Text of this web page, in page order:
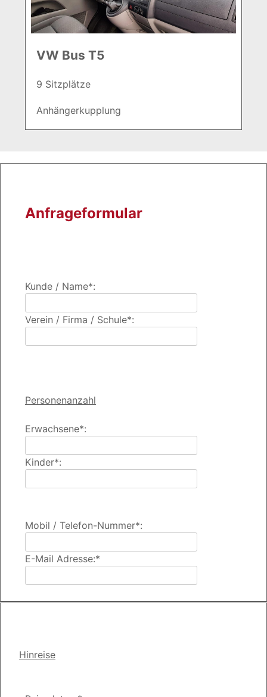
VW Bus T5
9 Sitzplätze
Anhängerkupplung
Anfrageformular
Kunde / Name*:
Verein / Firma / Schule*:
Personenanzahl
Erwachsene*:
Kinder*:
Mobil / Telefon-Nummer*:
E-Mail Adresse:*
Hinreise